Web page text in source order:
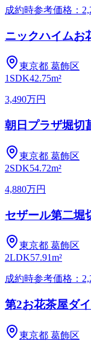
成約時参考価格：
ニックハイムお
東京都 葛飾区
1SDK42.75m²
3,490万円
朝日プラザ堀切
東京都 葛飾区
2SDK54.72m²
4,880万円
セザール第二堀
東京都 葛飾区
2LDK57.91m²
成約時参考価格：
第2お花茶屋ダ
東京都 葛飾区